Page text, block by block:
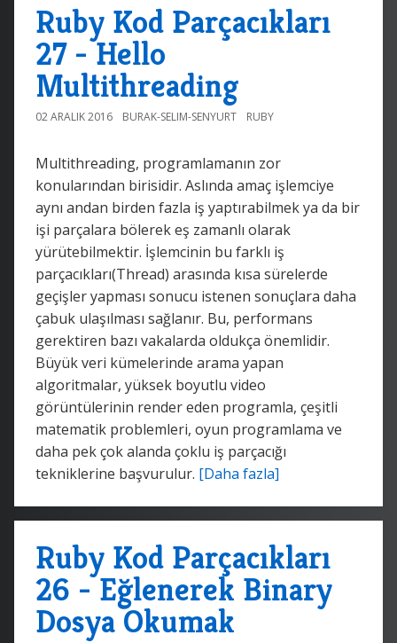
Ruby Kod Parçacıkları
27 - Hello
Multithreading
02 ARALIK 2016 BURAK-SELIM-SENYURT RUBY
Multithreading, programlamanın zor
konularından birisidir. Aslında amaç işlemciye
aynı andan birden fazla iş yaptırabilmek ya da bir
işi parçalara bölerek eş zamanlı olarak
yürütebilmektir. İşlemcinin bu farklı iş
parçacıkları(Thread) arasında kısa sürelerde
geçişler yapması sonucu istenen sonuçlara daha
çabuk ulaşılması sağlanır. Bu, performans
gerektiren bazı vakalarda oldukça önemlidir.
Büyük veri kümelerinde arama yapan
algoritmalar, yüksek boyutlu video
görüntülerinin render eden programla, çeşitli
matematik problemleri, oyun programlama ve
daha pek çok alanda çoklu iş parçacığı
tekniklerine başvurulur. [Daha fazla]
Ruby Kod Parçacıkları
26 - Eğlenerek Binary
Dosya Okumak